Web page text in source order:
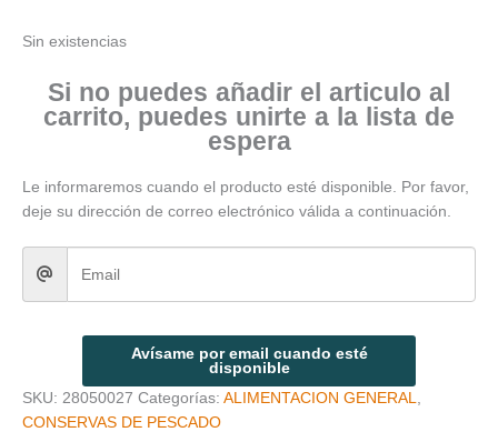
Sin existencias
Si no puedes añadir el articulo al
carrito, puedes unirte a la lista de
espera
Le informaremos cuando el producto esté disponible. Por favor,
deje su dirección de correo electrónico válida a continuación.
Avísame por email cuando esté
disponible
SKU: 28050027 Categorías: ALIMENTACION GENERAL,
CONSERVAS DE PESCADO